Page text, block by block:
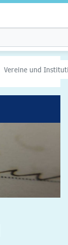
Vereine und